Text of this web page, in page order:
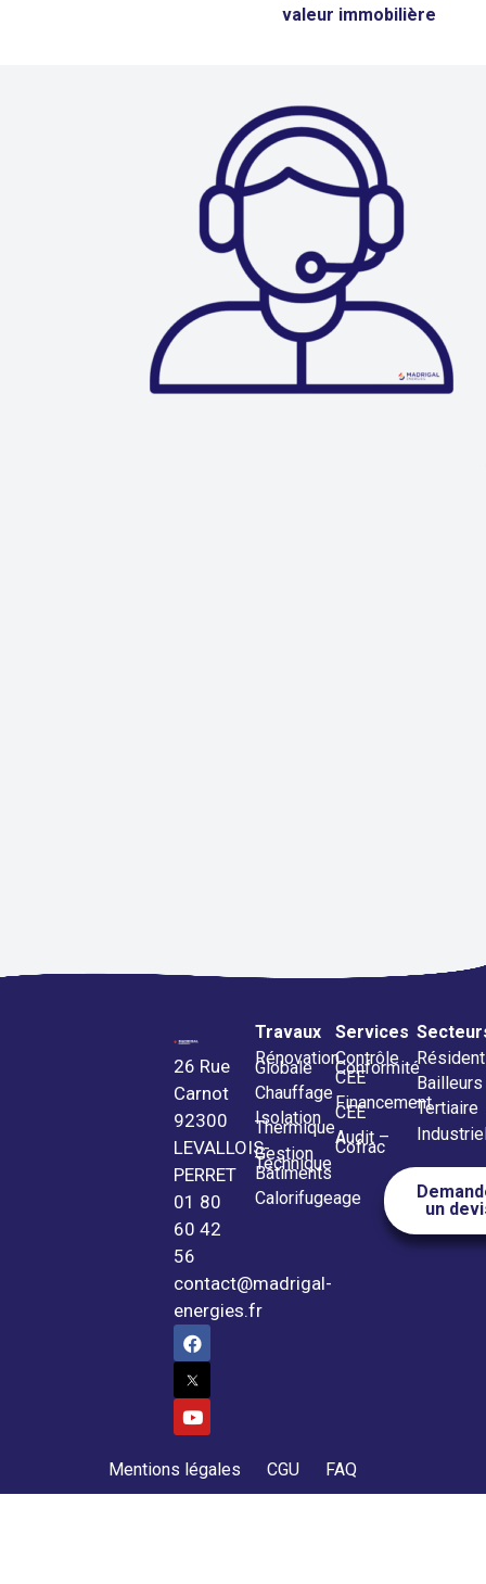
valeur immobilière
26 Rue
Carnot
92300
LEVALLOIS-
PERRET
01 80
60 42
56
contact@madrigal-
energies.fr
Travaux
Rénovation
Globale
Chauffage
Isolation
Thermique
Gestion
Technique
Bâtiments
Calorifugeage
Services
Contrôle
Conformité
CEE
Financement
CEE
Audit –
Cofrac
Bailleurs
Tertiaire
un
Mentions légales CGU FAQ